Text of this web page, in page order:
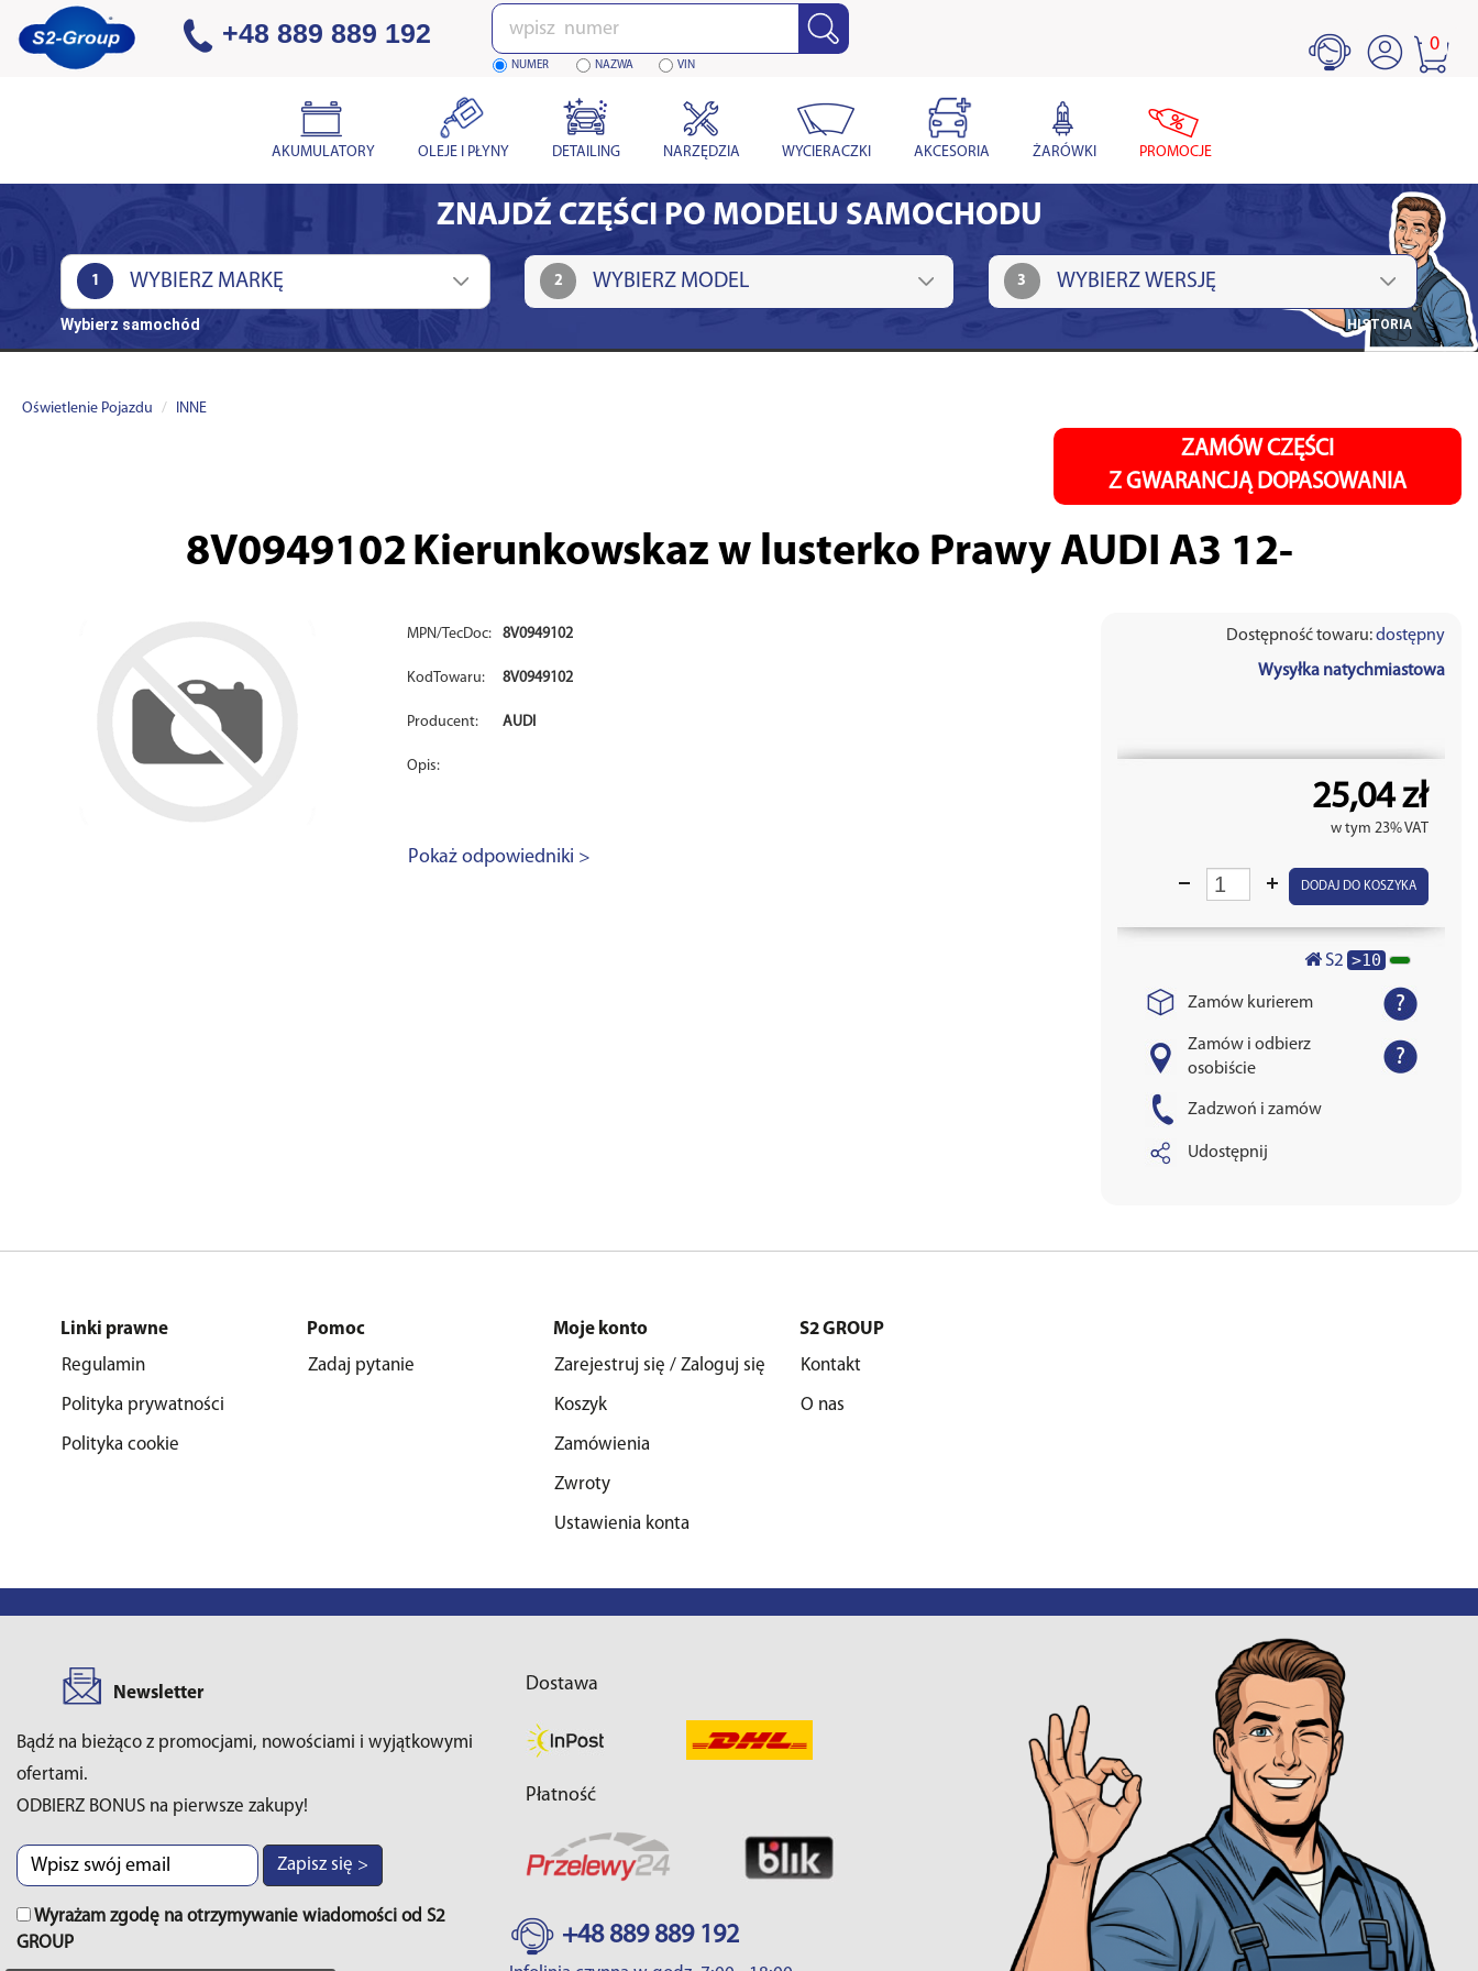
+48 889 889 192 Wpisz
numer
NUMER NAZWA VIN
0
AKUMULATORY OLEJE I PŁYNY DETAILING NARZĘDZIA WYCIERACZKI AKCESORIA ŻARÓWKI PROMOCJE
ZNAJDŹ CZĘŚCI PO MODELU SAMOCHODU
1 2 3
Wybierz samochód HISTORIA
Oświetlenie Pojazdu INNE
ZAMÓW CZĘŚCI
Z GWARANCJĄ DOPASOWANIA
8V0949102 Kierunkowskaz w lusterko Prawy AUDI A3 12-
MPN/TecDoc: 8V0949102
KodTowaru: 8V0949102
Producent: AUDI
Opis:
Pokaż odpowiedniki >
Dostępność towaru:dostępny
Wysyłka natychmiastowa
25,04 zł
w tym 23% VAT
DODAJ DO KOSZYKA
S2 >10
Zamów kurierem
Zamów i odbierz
osobiście
Zadzwoń i zamów
Udostępnij
Linki prawne
Regulamin
Polityka prywatności
Polityka cookie
Pomoc
Zadaj pytanie
Moje konto
Zarejestruj się / Zaloguj się
Koszyk
Zamówienia
Zwroty
Ustawienia konta
S2 GROUP
Kontakt
O nas
Newsletter
Bądź na bieżąco z promocjami, nowościami i wyjątkowymi
ofertami.
ODBIERZ BONUS na pierwsze zakupy!
Zapisz się >
Wyrażam zgodę na otrzymywanie wiadomości od S2
GROUP
Dostawa
Płatność
+48 889 889 192